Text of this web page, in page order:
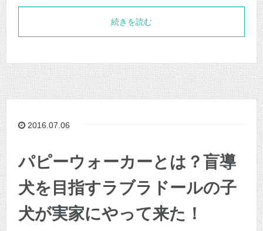
続きを読む
2016.07.06
パピーウォーカーとは？盲導
犬を目指すラブラドールの子
犬が実家にやって来た！